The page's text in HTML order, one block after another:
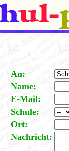
An:
Name:
E-Mail:
Schule:
Ort:
Nachricht: